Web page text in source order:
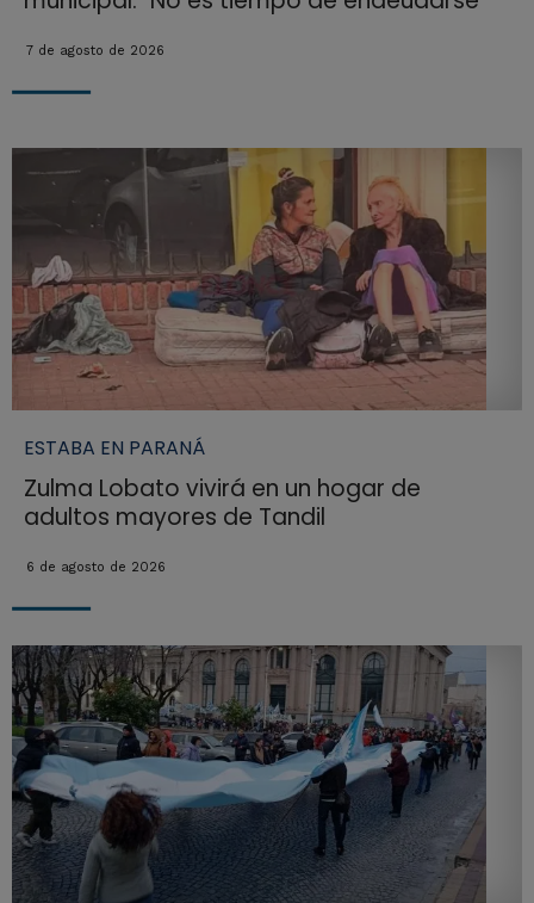
7 de agosto de 2026
ESTABA EN PARANÁ
Zulma Lobato vivirá en un hogar de
adultos mayores de Tandil
6 de agosto de 2026